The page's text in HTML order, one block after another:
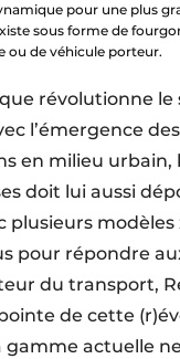
pour une plus
sous forme de
ou de véhicule porteur.
révolutionne le
l’émergence
en milieu
doit lui aussi
plusieurs modèles
pour répondre
du transport,
de cette
gamme actuelle